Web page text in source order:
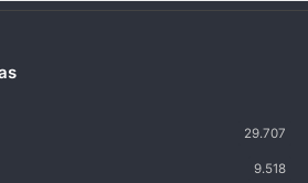
29.707
9.518